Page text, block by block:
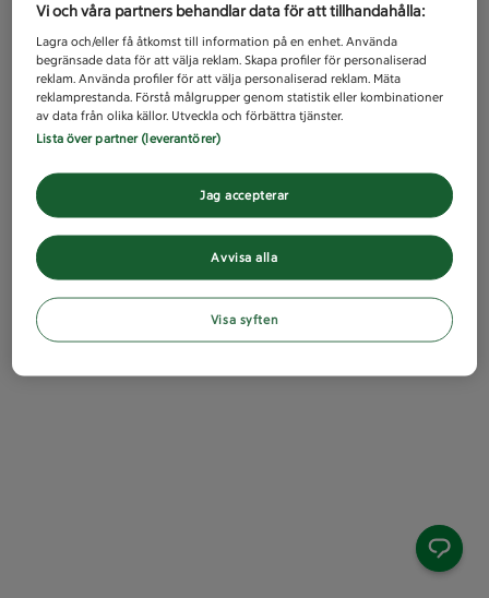
Vi och våra partners behandlar data för att tillhandahålla:
Lagra och/eller få åtkomst till information på en enhet. Använda
begränsade data för att välja reklam. Skapa profiler för personaliserad
reklam. Använda profiler för att välja personaliserad reklam. Mäta
reklamprestanda. Förstå målgrupper genom statistik eller kombinationer
av data från olika källor. Utveckla och förbättra tjänster.
Lista över partner (leverantörer)
Avvisa alla
Jag accepterar
Visa syften